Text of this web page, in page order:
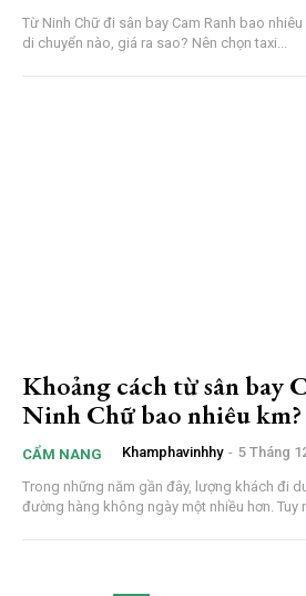
Từ Ninh Chữ đi sân bay Cam Ranh bao
di chuyển nào, giá ra sao? Nên chọn taxi...
Khoảng cách từ sân bay
Ninh Chữ bao nhiêu km?
CẨM NANG Khamphavinhhy - 5 Tháng
Trong những năm gần đây, lượng khách đi
đường hàng không ngày một nhiều hơn. Tuy